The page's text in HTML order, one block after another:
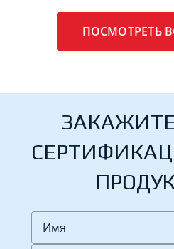
ПОСМОТРЕТЬ